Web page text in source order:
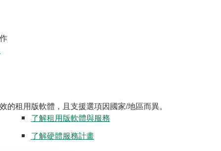
的租用版軟體，且支援選項因國家/地區而異。
了解租用版軟體與服務
了解硬體服務計畫